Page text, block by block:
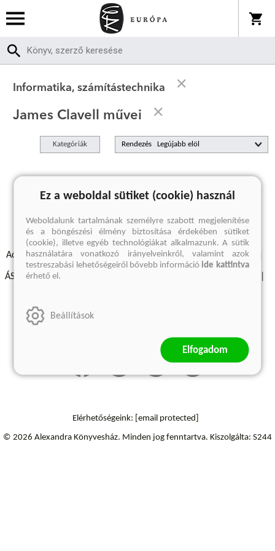
Informatika, számítástechnika
James Clavell művei
Kategóriák Rendezés
A keresett kifejezésre nincs találat
Adatvédelmi szabályzatok Elállási felmondási nyilatkozat
ÁSZF - Vásárlási feltételek
Szállítási információk
Elérhetőségeink: [email protected]
© 2026 Alexandra Könyvesház. Minden jog fenntartva. Kiszolgálta: S244
Ez a weboldal sütiket (cookie) használ
Weboldalunk tartalmának személyre szabott megjelenítése
és a böngészési élmény biztosítása érdekében sütiket
(cookie), illetve egyéb technológiákat alkalmazunk. A sütik
használatára vonatkozó irányelveinkről, valamint azok
testreszabási lehetőségeiről bővebb információide kattintva
érhető el.
Beállítások
Elfogadom